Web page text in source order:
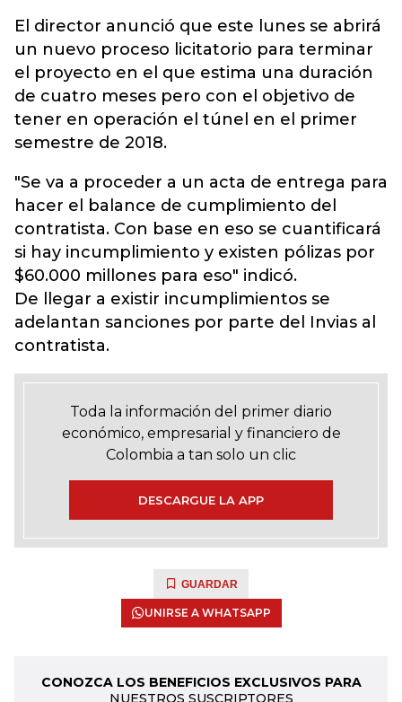
El director anunció que este lunes se abrirá
un nuevo proceso licitatorio para terminar
el proyecto en el que estima una duración
de cuatro meses pero con el objetivo de
tener en operación el túnel en el primer
semestre de 2018.
"Se va a proceder a un acta de entrega para
hacer el balance de cumplimiento del
contratista. Con base en eso se cuantificará
si hay incumplimiento y existen pólizas por
$60.000 millones para eso" indicó.
De llegar a existir incumplimientos se
adelantan sanciones por parte del Invias al
contratista.
Toda la información del primer diario
económico, empresarial y financiero de
Colombia a tan solo un clic
DESCARGUE LA APP
GUARDAR
UNIRSE A WHATSAPP
CONOZCA LOS BENEFICIOS EXCLUSIVOS PARA
NUESTROS SUSCRIPTORES